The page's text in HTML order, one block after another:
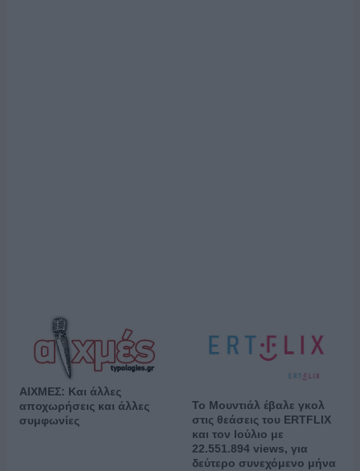
ΑΙΧΜΕΣ: Και άλλες
αποχωρήσεις και άλλες
συμφωνίες
Το Μουντιάλ έβαλε γκολ
στις θεάσεις του ERTFLIX
και τον Ιούλιο με
22.551.894 views, για
δεύτερο συνεχόμενο μήνα